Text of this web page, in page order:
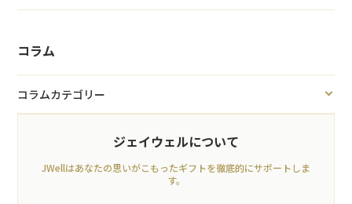
コラム
コラムカテゴリー
ジェイウェルについて
JWellはあなたの思いがこもったギフトを徹底的にサポートしま
す。